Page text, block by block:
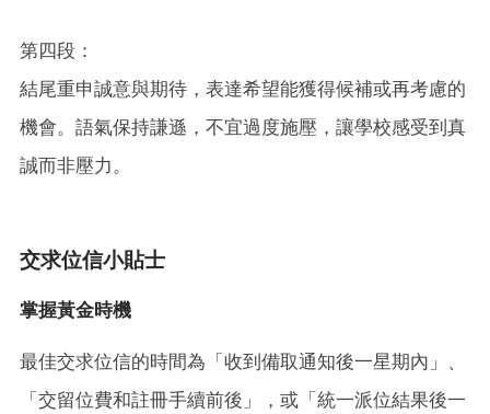
第四段：
結尾重申誠意與期待，表達希望能獲得候補或再考慮的
機會。語氣保持謙遜，不宜過度施壓，讓學校感受到真
誠而非壓力。
交求位信小貼士
掌握黃金時機
最佳交求位信的時間為「收到備取通知後一星期內」、
「交留位費和註冊手續前後」，或「統一派位結果後一